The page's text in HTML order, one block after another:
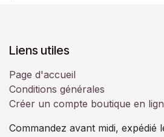
Liens utiles
Page d'accueil
Conditions générales
Créer un compte boutique en
Commandez avant midi, expédié